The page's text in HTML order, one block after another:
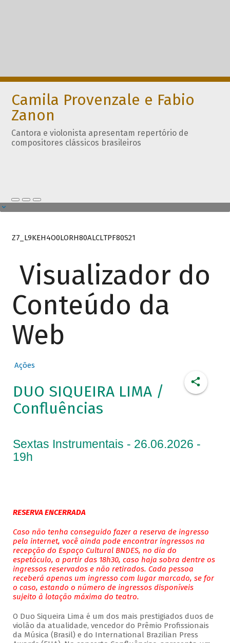
Camila Provenzale e Fabio
Zanon
Cantora e violonista apresentam repertório de
compositores clássicos brasileiros
Z7_L9KEH4O0LORH80ALCLTPF80S21
Visualizador do
Conteúdo da
Web
Ações
DUO SIQUEIRA LIMA /
Confluências
Sextas Instrumentais - 26.06.2026 -
19h
RESERVA ENCERRADA
Caso não tenha conseguido fazer a reserva de ingresso
pela internet, você ainda pode encontrar ingressos na
recepção do Espaço Cultural BNDES, no dia do
espetáculo, a partir das 18h30, caso haja sobra dentre os
ingressos reservados e não retirados. Cada pessoa
receberá apenas um ingresso com lugar marcado, se for
o caso, estando o número de ingressos disponíveis
sujeito à lotação máxima do teatro.
O Duo Siqueira Lima é um dos mais prestigiados duos de
violão da atualidade, vencedor do Prêmio Profissionais
da Música (Brasil) e do International Brazilian Press